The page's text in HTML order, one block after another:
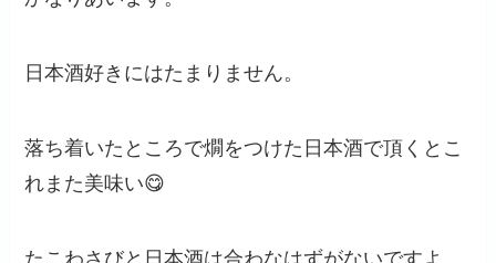
日本酒好きにはたまりません。
落ち着いたところで燗をつけた日本酒で頂くとこ
れまた美味い😋
たこわさびと日本酒は合わなはずがないですよ